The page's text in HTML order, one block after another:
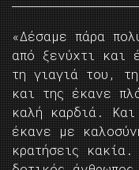
«Δέσαμε πάρα
από ξενύχτι και
τη γιαγιά του,
και της έκανε
καλή καρδιά.
έκανε με
κρατήσεις